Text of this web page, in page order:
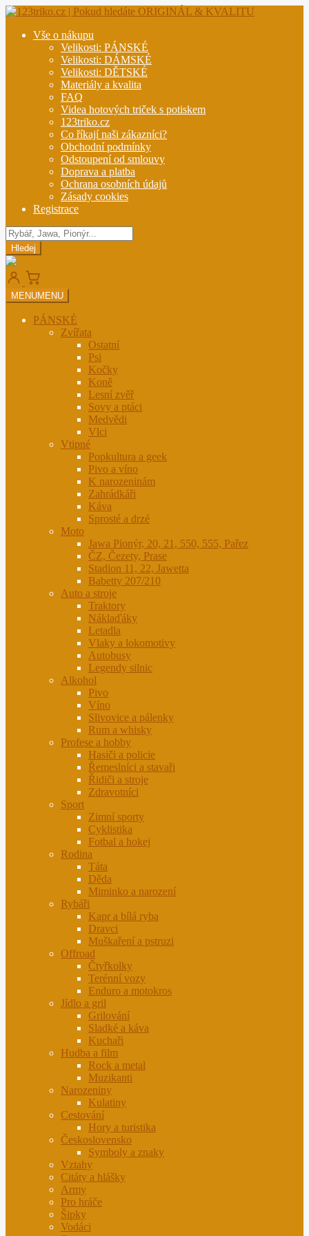
Přeskočit
navigaci
Přejít
obsahuVše o nákupu
Velikosti: PÁNSKÉ
Velikosti: DÁMSKÉ
Velikosti: DĚTSKÉ
Materiály a kvalita
FAQ
Videa hotových triček s potiskem
123triko.cz
Co říkají naši zákazníci?
Obchodní podmínky
Odstoupení od smlouvy
Doprava a platba
Ochrana osobních údajů
Zásady cookies
Registrace
Hledat
produkty
Hledej
MENUMENU
PÁNSKÉ
Zvířata
Ostatní
Psi
Kočky
Koně
Lesní zvěř
Sovy a ptáci
Medvědi
Vlci
Vtipné
Popkultura a geek
Pivo a víno
K narozeninám
Zahrádkáři
Káva
Sprosté a drzé
Moto
Jawa Pionýr, 20, 21, 550, 555, Pařez
ČZ, Čezety, Prase
Stadion 11, 22, Jawetta
Babetty 207/210
Auto a stroje
Traktory
Náklaďáky
Letadla
Vlaky a lokomotivy
Autobusy
Legendy silnic
Alkohol
Pivo
Víno
Slivovice a pálenky
Rum a whisky
Profese a hobby
Hasiči a policie
Řemeslníci a stavaři
Řidiči a stroje
Zdravotníci
Sport
Zimní sporty
Cyklistika
Fotbal a hokej
Rodina
Táta
Děda
Miminko a narození
Rybáři
Kapr a bílá ryba
Dravci
Muškaření a pstruzi
Offroad
Čtyřkolky
Terénní vozy
Enduro a motokros
Jídlo a gril
Grilování
Sladké a káva
Kuchaři
Hudba a film
Rock a metal
Muzikanti
Narozeniny
Kulatiny
Cestování
Hory a turistika
Československo
Symboly a znaky
Vztahy
Citáty a hlášky
Army
Pro hráče
Šipky
Vodáci